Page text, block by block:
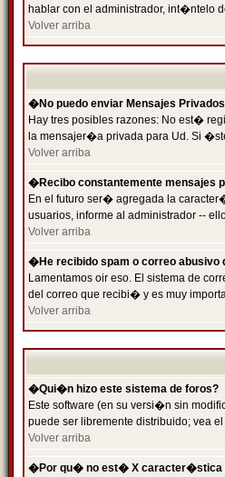
hablar con el administrador, int�ntelo
Volver arriba
�No puedo enviar Mensajes
Hay tres posibles razones: No est�
la mensajer�a privada para Ud. Si
Volver arriba
�Recibo constantemente mensajes
En el futuro ser� agregada la
usuarios, informe al administrador --
Volver arriba
�He recibido spam o correo abusivo
Lamentamos oir eso. El sistema de
del correo que recibi� y es muy
Volver arriba
�Qui�n hizo este sistema de foros?
Este software (en su versi�n sin
puede ser libremente distribuido; vea
Volver arriba
�Por qu� no est� X caracter�stica